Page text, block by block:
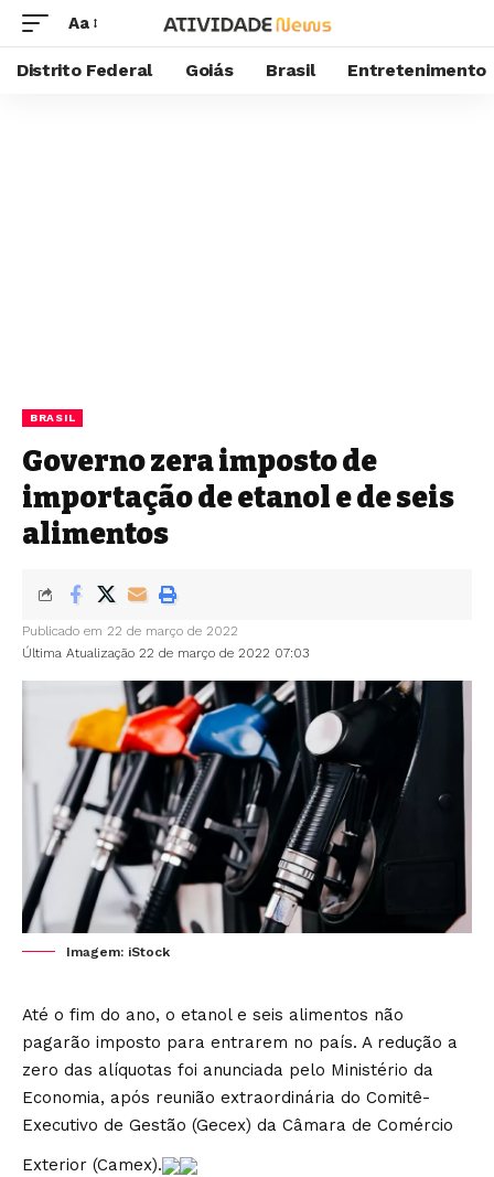
Aa
Distrito Federal Goiás Brasil Entretenimento
BRASIL
Governo zera imposto de
importação de etanol e de seis
alimentos
Última Atualização 22 de março de 2022 07:03
Publicado em 22 de março de 2022
Imagem: iStock
Até o fim do ano, o etanol e seis alimentos não
pagarão imposto para entrarem no país. A redução a
zero das alíquotas foi anunciada pelo Ministério da
Economia, após reunião extraordinária do Comitê-
Executivo de Gestão (Gecex) da Câmara de Comércio
Exterior (Camex).